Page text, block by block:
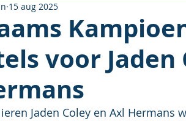
voor Jaden
15 aug 2025
Jaden Coley en Axl Hermans